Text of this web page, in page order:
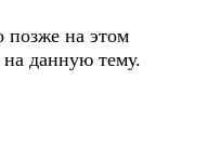
позже на этом
на данную тему.